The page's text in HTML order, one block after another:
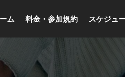
ム 料金・参加規約 スケジュ